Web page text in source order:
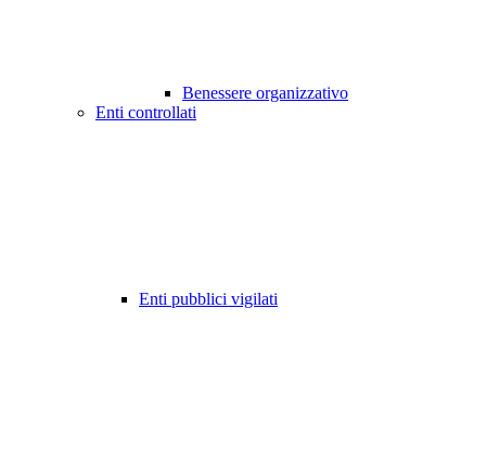
Benessere organizzativo
Enti controllati
Enti pubblici vigilati